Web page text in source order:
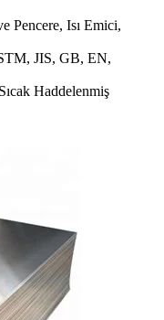
Pencere, Isı Emici,
JIS, GB, EN,
Haddelenmiş